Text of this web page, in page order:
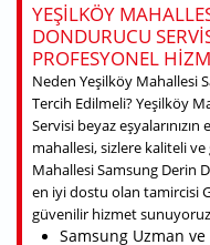
YEŞILKÖY
DONDURUCU
PROFESYONEL
Neden Yeşilköy Mahallesi
Tercih Edilmeli? Yeşilköy
Servisi beyaz
mahallesi, sizlere kaliteli
Mahallesi Samsung Derin
en iyi dostu olan tamircisi
güvenilir hizmet
Samsung Uzman